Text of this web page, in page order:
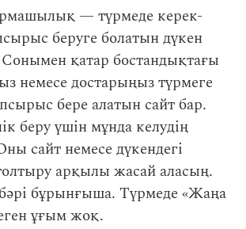
— түрмеде керек-
беруге болатын дүкен
қатар бостандықтағы
немесе достарыңыз түрмеге
бере алатын сайт бар.
беру үшін мұнда келудің
сайт немесе дүкендегі
арқылы жасай аласың.
бұрынғыша. Түрмеде «Жаңа
ұғым жоқ.